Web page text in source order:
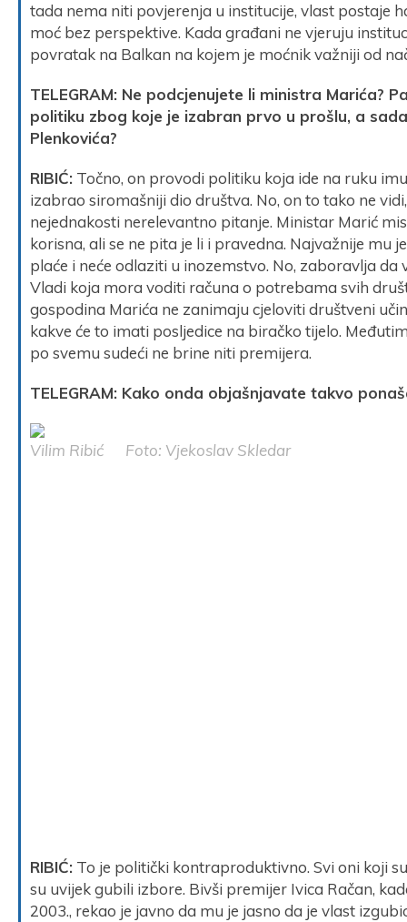
tada nema niti povjerenja u institucije, vlast postaje
moć bez perspektive. Kada građani ne vjeruju
povratak na Balkan na kojem je moćnik važniji od
TELEGRAM: Ne podcjenujete li ministra Marića?
politiku zbog koje je izabran prvo u prošlu, a
Plenkovića?
RIBIĆ: Točno, on provodi politiku koja ide na ruku
izabrao siromašniji dio društva. No, on to tako ne
nejednakosti nerelevantno pitanje. Ministar Marić
korisna, ali se ne pita je li i pravedna. Najvažnije mu
plaće i neće odlaziti u inozemstvo. No, zaboravlja da
Vladi koja mora voditi računa o potrebama svih
gospodina Marića ne zanimaju cjeloviti društveni
kakve će to imati posljedice na biračko tijelo.
po svemu sudeći ne brine niti premijera.
TELEGRAM: Kako onda objašnjavate takvo
Vilim Ribić Foto: Vjekoslav Skledar
RIBIĆ: To je politički kontraproduktivno. Svi oni koji
su uvijek gubili izbore. Bivši premijer Ivica Račan,
2003., rekao je javno da mu je jasno da je vlast